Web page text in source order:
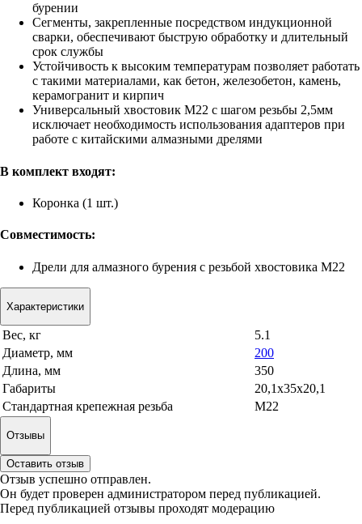
бурении
Сегменты, закрепленные посредством индукционной
сварки, обеспечивают быструю обработку и длительный
срок службы
Устойчивость к высоким температурам позволяет работать
с такими материалами, как бетон, железобетон, камень,
керамогранит и кирпич
Универсальный хвостовик M22 с шагом резьбы 2,5мм
исключает необходимость использования адаптеров при
работе с китайскими алмазными дрелями
В комплект входят:
Коронка (1 шт.)
Совместимость:
Дрели для алмазного бурения с резьбой хвостовика M22
Характеристики
Вес, кг
5.1
Диаметр, мм
200
Длина, мм
350
Габариты
20,1x35x20,1
Стандартная крепежная резьба
М22
Отзывы
Оставить отзыв
Отзыв успешно отправлен.
Он будет проверен администратором перед публикацией.
Перед публикацией отзывы проходят модерацию